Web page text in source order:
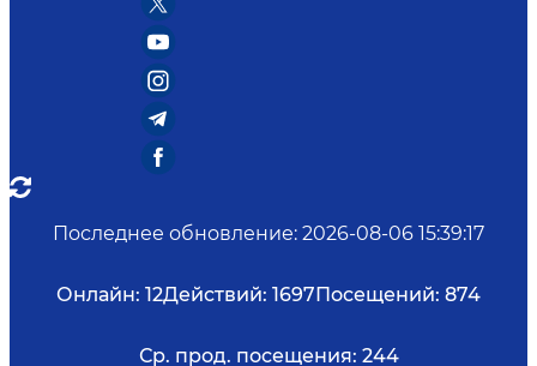
Последнее обновление: 2026-08-06 15:39:17
Онлайн: 12Действий: 1697Посещений: 874
Ср. прод. посещения: 244